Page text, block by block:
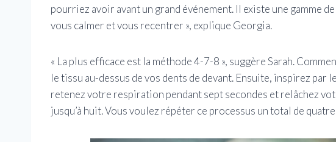
pourriez avoir avant un grand événement. Il existe une gamme
vous calmer et vous recentrer », explique Georgia.
« La plus efficace est la méthode 4-7-8 », suggère Sarah.
le tissu au-dessus de vos dents de devant. Ensuite, inspirez par
retenez votre respiration pendant sept secondes et relâchez
jusqu’à huit. Vous voulez répéter ce processus un total de